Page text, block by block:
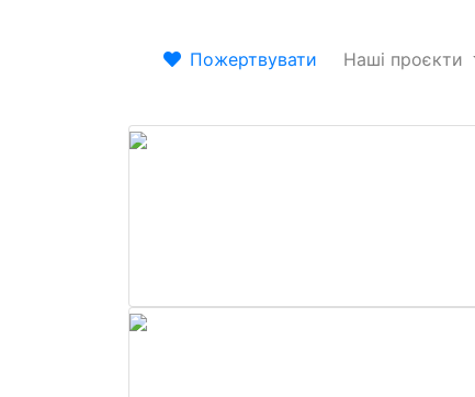
Пожертвувати Наші проєкти